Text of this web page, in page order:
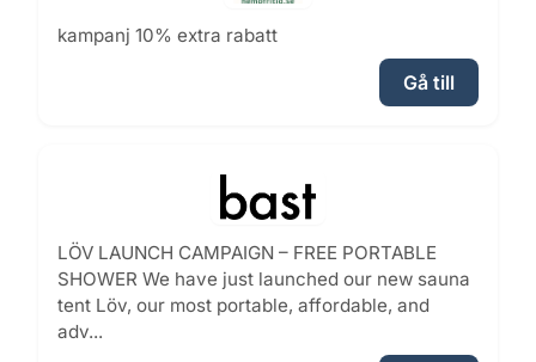
kampanj 10% extra rabatt
Gå till
LÖV LAUNCH CAMPAIGN – FREE PORTABLE
SHOWER We have just launched our new sauna
tent Löv, our most portable, affordable, and
adv...